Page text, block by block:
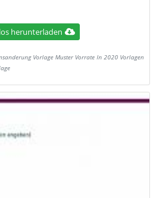
herunterladen
Vorlage Muster Vorrate In 2020 Vorlagen